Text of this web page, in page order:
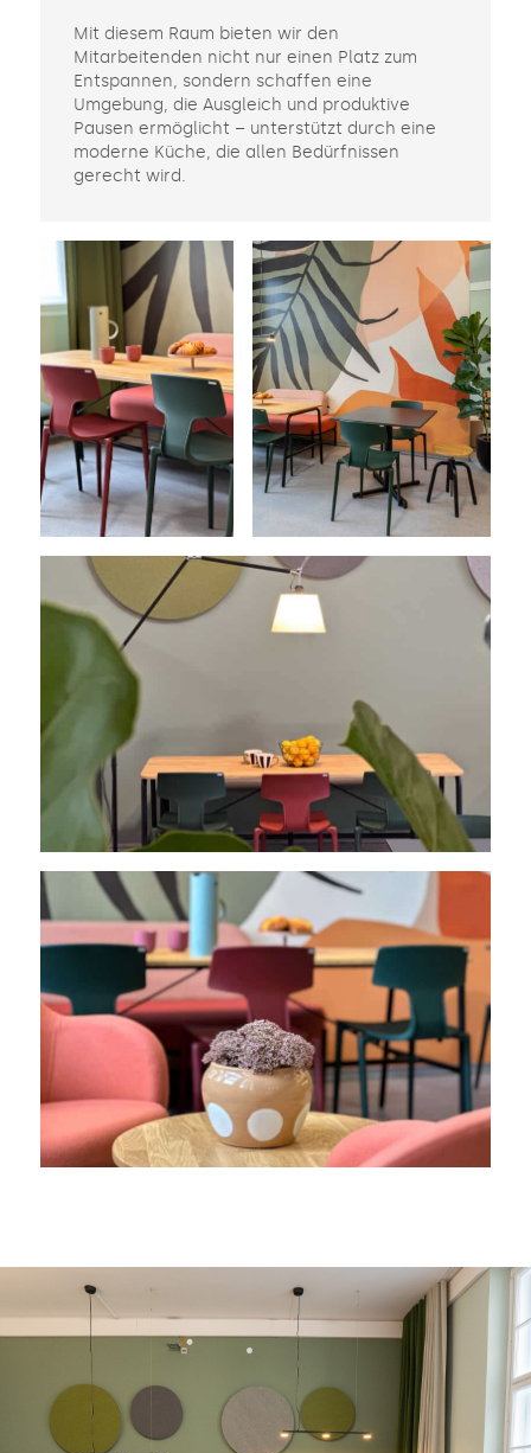
Mit diesem Raum bieten wir den
Mitarbeitenden nicht nur einen Platz zum
Entspannen, sondern schaffen eine
Umgebung, die Ausgleich und produktive
Pausen ermöglicht – unterstützt durch eine
moderne Küche, die allen Bedürfnissen
gerecht wird.